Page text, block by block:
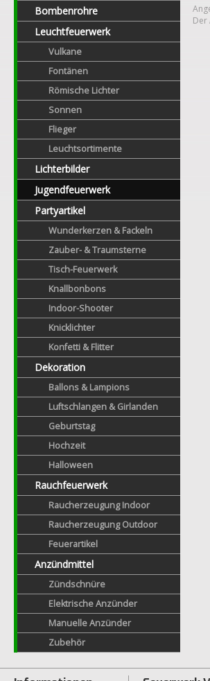
Bombenrohre
Leuchtfeuerwerk
Vulkane
Fontänen
Römische Lichter
Sonnen
Flieger
Leuchtsortimente
Lichterbilder
Jugendfeuerwerk
Partyartikel
Wunderkerzen & Fackeln
Zauber- & Traumsterne
Tisch-Feuerwerk
Knallbonbons
Indoor-Shooter
Knicklichter
Konfetti & Flitter
Dekoration
Ballons & Lampions
Luftschlangen & Girlanden
Geburtstag
Hochzeit
Halloween
Rauchfeuerwerk
Raucherzeugung Indoor
Raucherzeugung Outdoor
Feuerartikel
Anzündmittel
Zündschnüre
Elektrische Anzünder
Manuelle Anzünder
Zubehör
Der